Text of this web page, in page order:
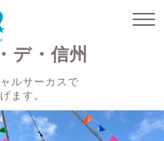
デ・信州
ルサーカスで
ます。